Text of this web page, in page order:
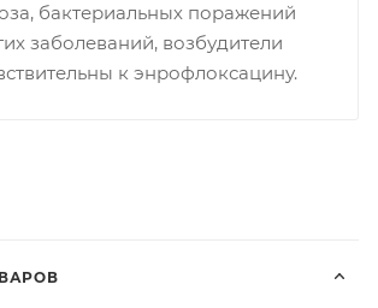
бактериальных поражений
заболеваний, возбудители
к энрофлоксацину.